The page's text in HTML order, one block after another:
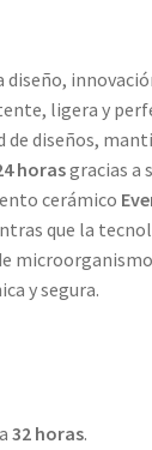
diseño,
ligera y
diseños,
horasgracias a
cerámico
que la
y segura.
32 horas.